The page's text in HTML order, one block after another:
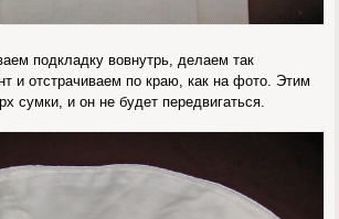
подкладку вовнутрь, делаем так
и отстрачиваем по краю, как на фото. Этим
сумки, и он не будет передвигаться.